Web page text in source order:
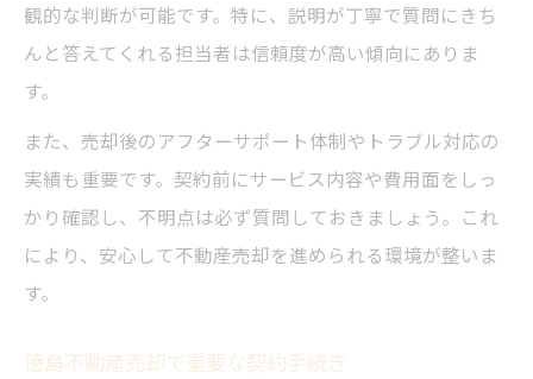
観的な判断が可能です。特に、説明が丁寧で質問にきち
んと答えてくれる担当者は信頼度が高い傾向にありま
す。
また、売却後のアフターサポート体制やトラブル対応の
実績も重要です。契約前にサービス内容や費用面をしっ
かり確認し、不明点は必ず質問しておきましょう。これ
により、安心して不動産売却を進められる環境が整いま
す。
徳島不動産売却で重要な契約手続き